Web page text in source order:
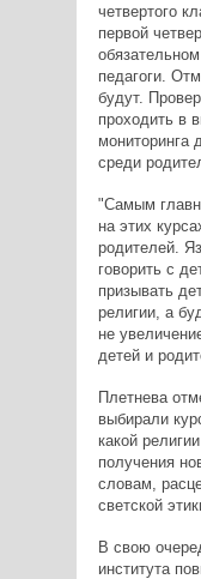
четвертого
первой
педагоги.
будут.
проходить в
мониторинга
среди
"Самым
на этих
родителей.
говорить с
призывать
религии, а
не
детей и
Плетнева
выбирали
какой
получения
словам,
светской
В свою
института